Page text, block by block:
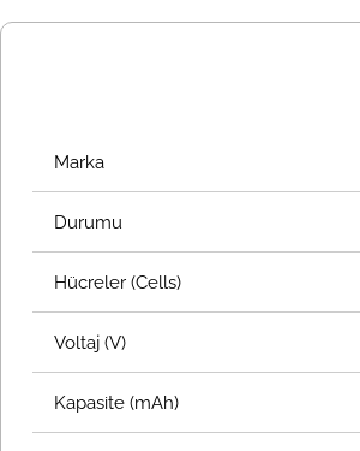
Marka
Durumu
Hücreler (Cells)
Voltaj (V)
Kapasite (mAh)